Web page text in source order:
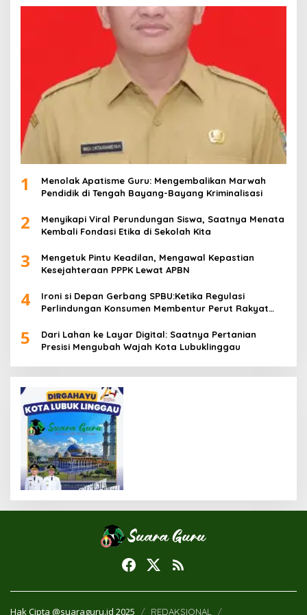
1
Menolak Apatisme Guru: Mengembalikan Marwah
Pendidik di Tengah Bayang-Bayang Kriminalisasi
2
Menyikapi Viral Perundungan Siswa, Saatnya Menata
Kembali Fondasi Etika di Sekolah Kita
3
Mengetuk Pintu Keadilan, Mengawal Kepastian
Kesejahteraan PPPK Lewat APBN
4
Ironi si Depan Gerbang SPBU:Ketika Regulasi
Perlindungan Konsumen Membentur Perut Rakyat
5
Dari Lahan ke Layar Digital: Saatnya Pertanian
Presisi Mengubah Wajah Kota Lubuklinggau
Hak Cipta @suaraguru.id 2025 REDAKSIONAL